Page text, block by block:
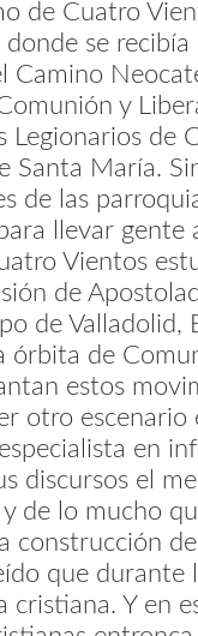
de Cuatro
se recibía
Camino
y
Legionarios de
Santa María.
de las
llevar gente
Vientos
de
de Valladolid,
órbita de
estos
otro escenario
en
discursos el
de lo mucho
construcción
que durante
cristiana. Y en